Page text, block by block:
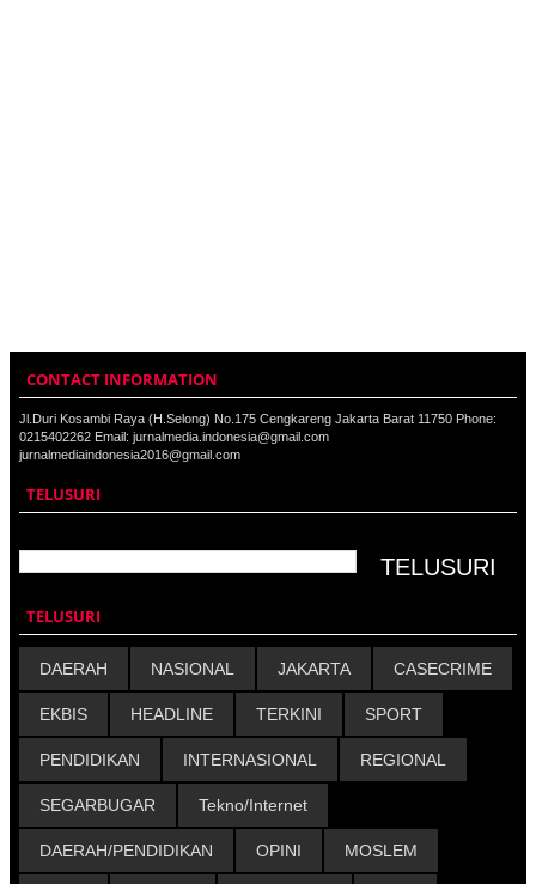
CONTACT INFORMATION
Jl.Duri Kosambi Raya (H.Selong) No.175 Cengkareng Jakarta Barat 11750 Phone:
0215402262 Email: jurnalmedia.indonesia@gmail.com
jurnalmediaindonesia2016@gmail.com
TELUSURI
TELUSURI
DAERAH NASIONAL JAKARTA CASECRIME
EKBIS HEADLINE TERKINI SPORT
PENDIDIKAN INTERNASIONAL REGIONAL
SEGARBUGAR Tekno/Internet
DAERAH/PENDIDIKAN OPINI MOSLEM